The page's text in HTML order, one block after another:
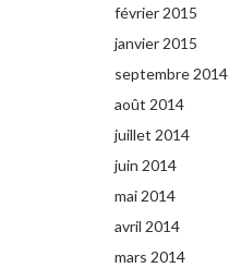
février 2015
janvier 2015
septembre 2014
août 2014
juillet 2014
juin 2014
mai 2014
avril 2014
mars 2014